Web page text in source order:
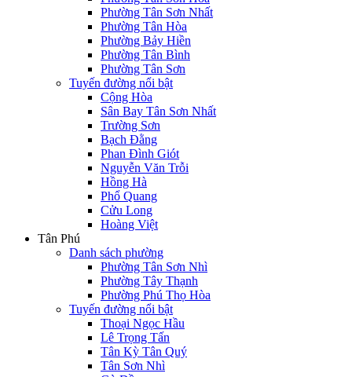
Phường Tân Sơn Nhất
Phường Tân Hòa
Phường Bảy Hiền
Phường Tân Bình
Phường Tân Sơn
Tuyến đường nổi bật
Cộng Hòa
Sân Bay Tân Sơn Nhất
Trường Sơn
Bạch Đằng
Phan Đình Giót
Nguyễn Văn Trỗi
Hồng Hà
Phổ Quang
Cửu Long
Hoàng Việt
Tân Phú
Danh sách phường
Phường Tân Sơn Nhì
Phường Tây Thạnh
Phường Phú Thọ Hòa
Tuyến đường nổi bật
Thoại Ngọc Hầu
Lê Trọng Tấn
Tân Kỳ Tân Quý
Tân Sơn Nhì